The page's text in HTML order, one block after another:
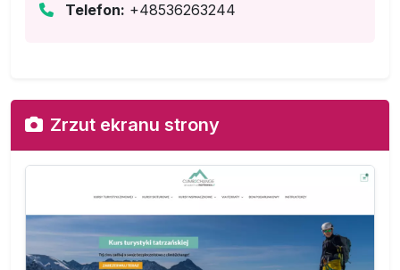
Telefon: +48536263244
Zrzut ekranu strony